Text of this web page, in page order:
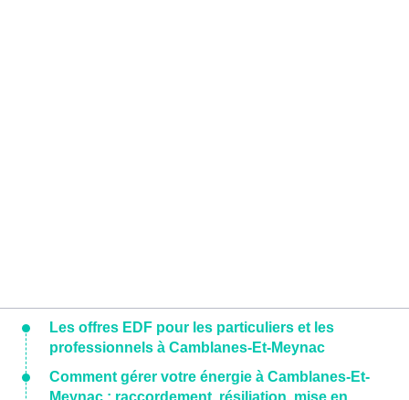
Les offres EDF pour les particuliers et les
professionnels à Camblanes-Et-Meynac
Comment gérer votre énergie à Camblanes-Et-